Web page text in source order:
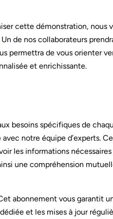
cette démonstration, nous
Un de nos collaborateurs
permettra de vous orienter
et enrichissante.
besoins spécifiques de
notre équipe d’experts.
les informations
une compréhension
abonnement vous garantit
et les mises à jour